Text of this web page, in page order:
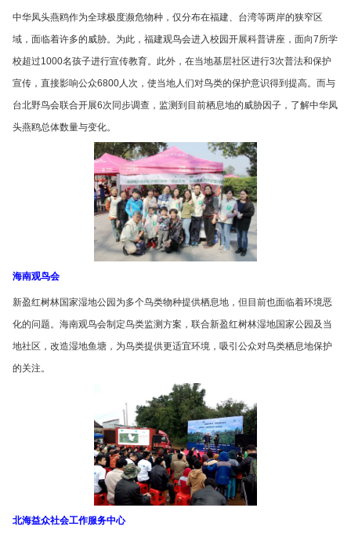
中华凤头燕鸥作为全球极度濒危物种，仅分布在福建、台湾等两岸的狭窄区
域，面临着许多的威胁。为此，福建观鸟会进入校园开展科普讲座，面向7所学
校超过1000名孩子进行宣传教育。此外，在当地基层社区进行3次普法和保护
宣传，直接影响公众6800人次，使当地人们对鸟类的保护意识得到提高。而与
台北野鸟会联合开展6次同步调查，监测到目前栖息地的威胁因子，了解中华凤
头燕鸥总体数量与变化。
海南观鸟会
新盈红树林国家湿地公园为多个鸟类物种提供栖息地，但目前也面临着环境恶
化的问题。海南观鸟会制定鸟类监测方案，联合新盈红树林湿地国家公园及当
地社区，改造湿地鱼塘，为鸟类提供更适宜环境，吸引公众对鸟类栖息地保护
的关注。
北海益众社会工作服务中心